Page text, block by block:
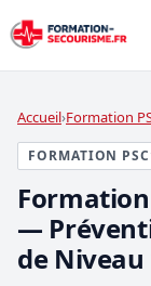
Accueil Formation
FORMATION
—
de Niveau